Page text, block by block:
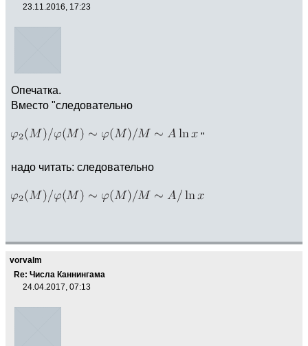
23.11.2016, 17:23
Опечатка.
Вместо "следовательно
"
надо читать: следовательно
vorvalm
Re: Числа Каннингама
24.04.2017, 07:13